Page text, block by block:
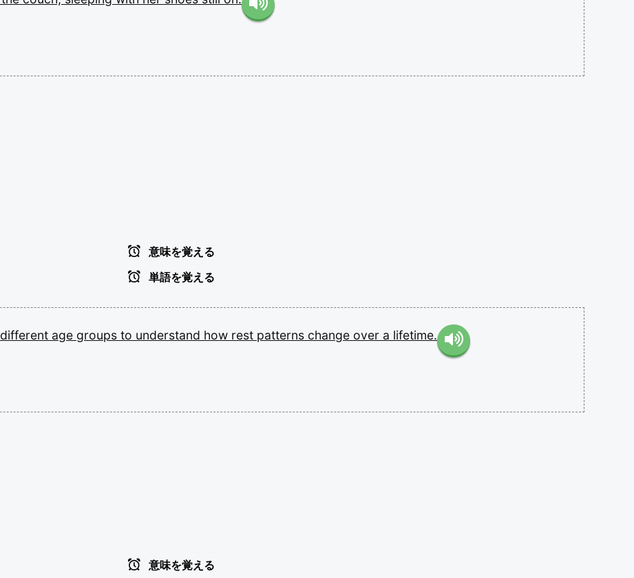
意味を覚える
単語を覚える
different age groups to understand how rest patterns change over a lifetime.
意味を覚える